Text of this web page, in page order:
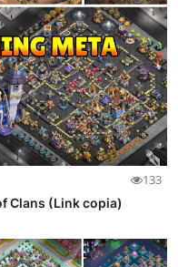
133
Clans (Link copia)